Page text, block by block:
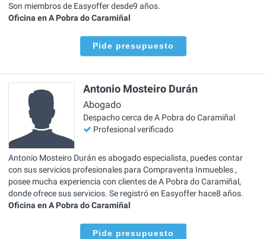
Son miembros de Easyoffer desde9 años.
Oficina en A Pobra do Caramiñal
Pide presupuesto
Antonio Mosteiro Durán
Abogado
Despacho cerca de A Pobra do Caramiñal
Profesional verificado
Antonio Mosteiro Durán es abogado especialista, puedes contar
con sus servicios profesionales para Compraventa Inmuebles ,
posee mucha experiencia con clientes de A Pobra do Caramiñal,
donde ofrece sus servicios. Se registró en Easyoffer hace8 años.
Oficina en A Pobra do Caramiñal
Pide presupuesto